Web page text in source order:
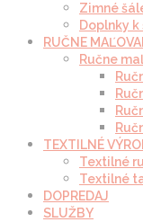
Zimné
Doplnky
RUČNE
Ručne
TEXTILNÉ
Textilné
Textilné
DOPREDAJ
SLUŽBY